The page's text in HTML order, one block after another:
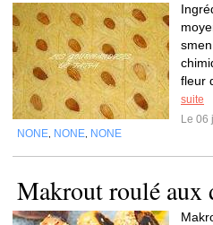
fleur
suite
Le 06
NONE NONE NONE